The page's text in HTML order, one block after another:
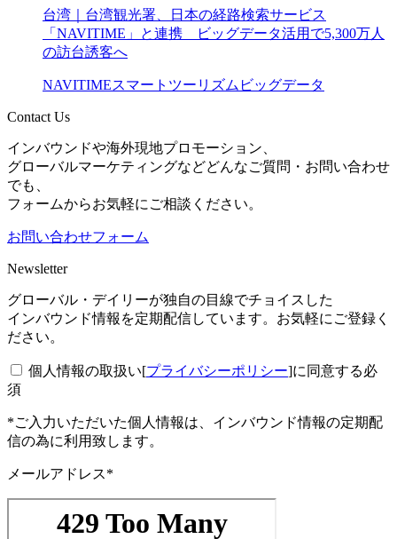
台湾｜台湾観光署、日本の経路検索サービス
「NAVITIME」と連携 ビッグデータ活用で5,300万人
の訪台誘客へ
NAVITIMEスマートツーリズム ビッグデータ
Contact Us
インバウンドや海外現地プロモーション、
グローバルマーケティングなどどんなご質問・お問い合わせ
でも、
フォームからお気軽にご相談ください。
お問い合わせフォーム
Newsletter
グローバル・デイリーが独自の目線でチョイスした
インバウンド情報を定期配信しています。お気軽にご登録く
ださい。
個人情報の取扱い[プライバシーポリシー]に同意する必
須
*ご入力いただいた個人情報は、インバウンド情報の定期配
信の為に利用致します。
メールアドレス*